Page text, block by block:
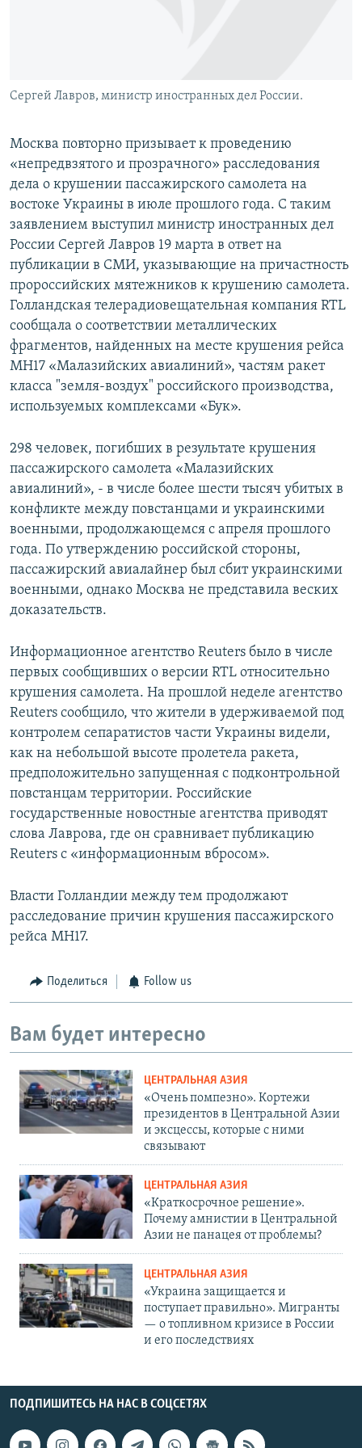
Сергей Лавров, министр иностранных дел России.
Москва повторно призывает к проведению
«непредвзятого и прозрачного» расследования
дела о крушении пассажирского самолета на
востоке Украины в июле прошлого года. С таким
заявлением выступил министр иностранных дел
России Сергей Лавров 19 марта в ответ на
публикации в СМИ, указывающие на причастность
пророссийских мятежников к крушению самолета.
Голландская телерадиовещательная компания RTL
сообщала о соответствии металлических
фрагментов, найденных на месте крушения рейса
MH17 «Малазийских авиалиний», частям ракет
класса "земля-воздух" российского производства,
используемых комплексами «Бук».
298 человек, погибших в результате крушения
пассажирского самолета «Малазийских
авиалиний», - в числе более шести тысяч убитых в
конфликте между повстанцами и украинскими
военными, продолжающемся с апреля прошлого
года. По утверждению российской стороны,
пассажирский авиалайнер был сбит украинскими
военными, однако Москва не представила веских
доказательств.
Информационное агентство Reuters было в числе
первых сообщивших о версии RTL относительно
крушения самолета. На прошлой неделе агентство
Reuters сообщило, что жители в удерживаемой под
контролем сепаратистов части Украины видели,
как на небольшой высоте пролетела ракета,
предположительно запущенная с подконтрольной
повстанцам территории. Российские
государственные новостные агентства приводят
слова Лаврова, где он сравнивает публикацию
Reuters с «информационным вбросом».
Власти Голландии между тем продолжают
расследование причин крушения пассажирского
рейса MH17.
Поделиться Follow us
Вам будет интересно
ЦЕНТРАЛЬНАЯ АЗИЯ
«Очень помпезно». Кортежи
президентов в Центральной Азии
и эксцессы, которые с ними
связывают
ЦЕНТРАЛЬНАЯ АЗИЯ
«Краткосрочное решение».
Почему амнистии в Центральной
Азии не панацея от проблемы?
ЦЕНТРАЛЬНАЯ АЗИЯ
«Украина защищается и
поступает правильно». Мигранты
— о топливном кризисе в России
и его последствиях
ПОДПИШИТЕСЬ НА НАС В СОЦСЕТЯХ